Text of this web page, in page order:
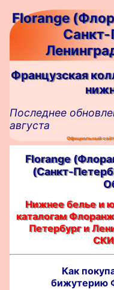
Florange
Санкт-
Французская
Последнее
августа
Официальный
Florange
(Санкт-
Нижнее белье и
каталогам
Петербург и
Как
бижутерию